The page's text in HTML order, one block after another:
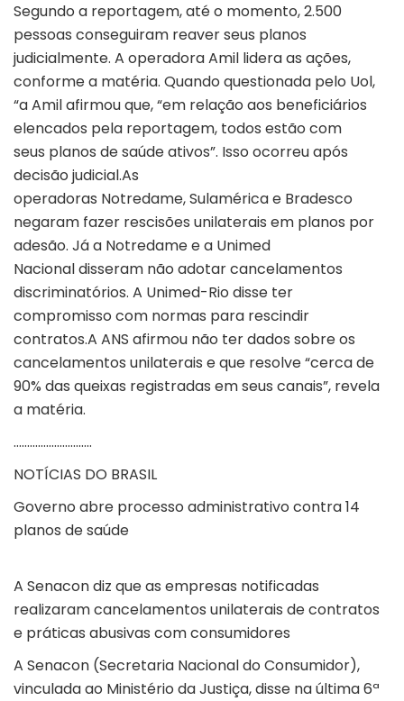
Segundo a reportagem, até o momento, 2.500
pessoas conseguiram reaver seus planos
judicialmente. A operadora Amil lidera as ações,
conforme a matéria. Quando questionada pelo Uol,
“a Amil afirmou que, “em relação aos beneficiários
elencados pela reportagem, todos estão com
seus planos de saúde ativos”. Isso ocorreu após
decisão judicial.As
operadoras Notredame, Sulamérica e Bradesco
negaram fazer rescisões unilaterais em planos por
adesão. Já a Notredame e a Unimed
Nacional disseram não adotar cancelamentos
discriminatórios. A Unimed-Rio disse ter
compromisso com normas para rescindir
contratos.A ANS afirmou não ter dados sobre os
cancelamentos unilaterais e que resolve “cerca de
90% das queixas registradas em seus canais”, revela
a matéria.
………………………..
NOTÍCIAS DO BRASIL
Governo abre processo administrativo contra 14
planos de saúde
A Senacon diz que as empresas notificadas
realizaram cancelamentos unilaterais de contratos
e práticas abusivas com consumidores
A Senacon (Secretaria Nacional do Consumidor),
vinculada ao Ministério da Justiça, disse na última 6ª